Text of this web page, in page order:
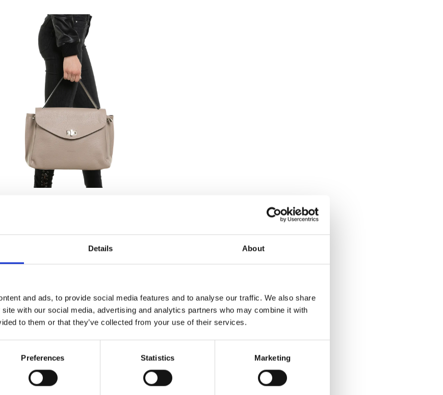
Details About
and ads, to provide social media features and to analyse our traffic. We also share
with our social media, advertising and analytics partners who may combine it with
to them or that they’ve collected from your use of their services.
Preferences Statistics Marketing